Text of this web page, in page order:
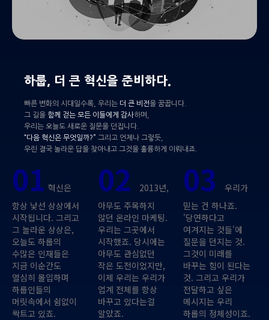
하룹, 더 큰 혁신을 준비하다.
빠른 변화의 시대일수록, 우리는 더 큰 비전을 꿈꿉니다.
그 길을 함께 걷는 모든 이들에게 감사하며,
우리는 오늘도 새로운 질문을 던집니다.
“다음 혁신은 무엇일까?” 그리고 언제나 그렇듯,
우린 결국 놀라운 답을 찾아내고 그것을 훌륭하게 이뤄내죠.
01 혁신은
항상 낯선 상상에서
시작됩니다. 그리고
그 놀라운 상상은,
오늘도 하룹의
수많은 인재들은
지금 이순간도
열심히 몰입하며
하룹인들의
머릿속에서 쉼없이
싹트고 있죠.
02
2013년,
아무도 주목하지
않던 온라인 마케팅.
우리는 그곳에서
시작했죠. 당시에는
아무도 관심없던
작은 도전이었지만,
이제 우리는 우리가
업계 전체를 항상
바꾸고 있다는걸
알았죠.
03우리가
믿는 건 하나죠.
'당연하다고
여겨지는 것들'에
질문을 던지는 것.
그것이 미래를
바꾸는 힘이 된다는
것. 그리고 우리가
전달하고 싶은
메시지는 우리
하룹의 정체성이죠.